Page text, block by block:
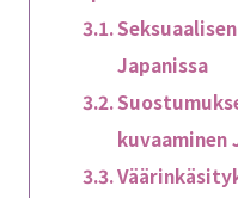
Japanissa
kuvaaminen